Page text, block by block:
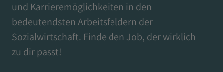
und Karrieremöglichkeiten in den
bedeutendsten Arbeitsfeldern der
Sozialwirtschaft. Finde den Job, der wirklich
zu dir passt!